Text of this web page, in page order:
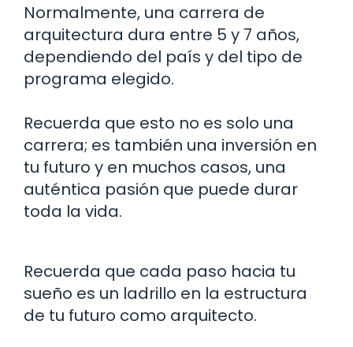
Normalmente, una carrera de
arquitectura dura entre 5 y 7 años,
dependiendo del país y del tipo de
programa elegido.
Recuerda que esto no es solo una
carrera; es también una inversión en
tu futuro y en muchos casos, una
auténtica pasión que puede durar
toda la vida.
Recuerda que cada paso hacia tu
sueño es un ladrillo en la estructura
de tu futuro como arquitecto.